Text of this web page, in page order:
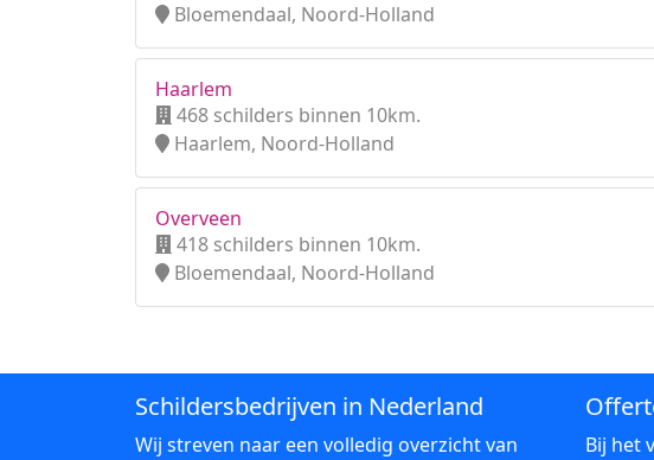
Bloemendaal, Noord-Holland
Haarlem
468 schilders binnen 10km.
Haarlem, Noord-Holland
Overveen
418 schilders binnen 10km.
Bloemendaal, Noord-Holland
Schildersbedrijven in Nederland
Wij streven naar een volledig overzicht van Bij het